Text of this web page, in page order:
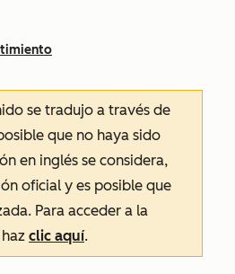
se tradujo a través de
que no haya sido
en inglés se considera,
oficial y es posible que
Para acceder a la
clic aquí.